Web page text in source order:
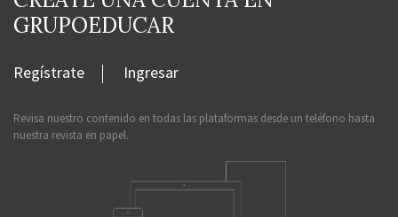
GRUPOEDUCAR
Regístrate Ingresar
Revisa nuestro contenido en todas las plataformas desde un teléfono hasta
nuestra revista en papel.